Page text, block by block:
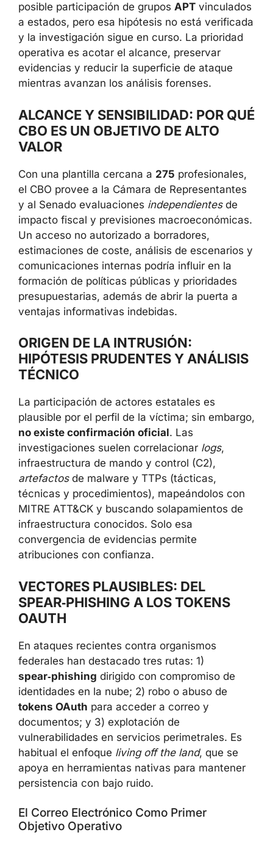
posible participación de grupos APT vinculados
a estados, pero esa hipótesis no está verificada
y la investigación sigue en curso. La prioridad
operativa es acotar el alcance, preservar
evidencias y reducir la superficie de ataque
mientras avanzan los análisis forenses.
ALCANCE Y SENSIBILIDAD: POR QUÉ
CBO ES UN OBJETIVO DE ALTO
VALOR
Con una plantilla cercana a 275 profesionales,
el CBO provee a la Cámara de Representantes
y al Senado evaluaciones independientesde
impacto fiscal y previsiones macroeconómicas.
Un acceso no autorizado a borradores,
estimaciones de coste, análisis de escenarios y
comunicaciones internas podría influir en la
formación de políticas públicas y prioridades
presupuestarias, además de abrir la puerta a
ventajas informativas indebidas.
ORIGEN DE LA INTRUSIÓN:
HIPÓTESIS PRUDENTES Y ANÁLISIS
TÉCNICO
La participación de actores estatales es
plausible por el perfil de la víctima; sin embargo,
no existe confirmación oficial. Las
investigaciones suelen correlacionar logs,
infraestructura de mando y control (C2),
artefactosde malware y TTPs (tácticas,
técnicas y procedimientos), mapeándolos con
MITRE ATT&CK y buscando solapamientos de
infraestructura conocidos. Solo esa
convergencia de evidencias permite
atribuciones con confianza.
VECTORES PLAUSIBLES: DEL
SPEAR‑PHISHING A LOS TOKENS
OAUTH
En ataques recientes contra organismos
federales han destacado tres rutas: 1)
spear‑phishing dirigido con compromiso de
identidades en la nube; 2) robo o abuso de
tokens OAuth para acceder a correo y
documentos; y 3) explotación de
vulnerabilidades en servicios perimetrales. Es
habitual el enfoque living off the land, que se
apoya en herramientas nativas para mantener
persistencia con bajo ruido.
El Correo Electrónico Como Primer
Objetivo Operativo